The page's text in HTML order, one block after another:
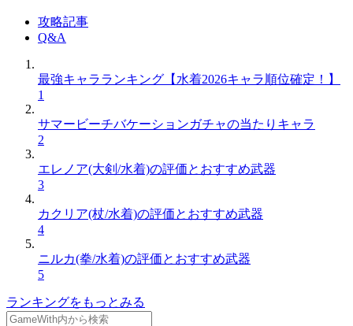
攻略記事
Q&A
最強キャラランキング【水着2026キャラ順位確定！】
1
サマービーチバケーションガチャの当たりキャラ
2
エレノア(大剣/水着)の評価とおすすめ武器
3
カクリア(杖/水着)の評価とおすすめ武器
4
ニルカ(拳/水着)の評価とおすすめ武器
5
ランキングをもっとみる